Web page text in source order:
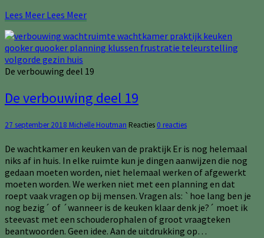
Lees Meer Lees Meer
De verbouwing deel 19
De verbouwing deel 19
27 september 2018 Michelle Houtman Reacties 0 reacties
De wachtkamer en keuken van de praktijk Er is nog helemaal
niks af in huis. In elke ruimte kun je dingen aanwijzen die nog
gedaan moeten worden, niet helemaal werken of afgewerkt
moeten worden. We werken niet met een planning en dat
roept vaak vragen op bij mensen. Vragen als: `hoe lang ben je
nog bezig´ of ´wanneer is de keuken klaar denk je?´ moet ik
steevast met een schouderophalen of groot vraagteken
beantwoorden. Geen idee. Aan de uitdrukking op…